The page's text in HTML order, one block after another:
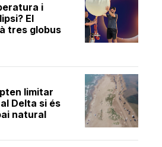
i
El
tres globus
limitar
Delta si és
natural